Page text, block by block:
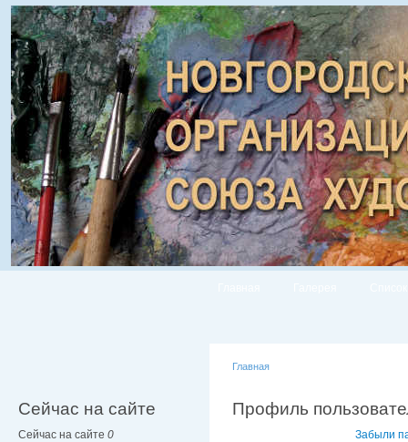
Сейчас на сайте
Сейчас на сайте 0
Главная
Профиль
Забыли